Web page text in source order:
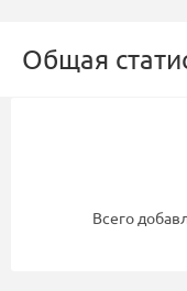
Общая
Всего